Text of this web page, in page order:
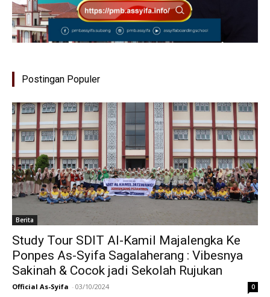
Postingan Populer
Berita
Study Tour SDIT Al-Kamil Majalengka Ke
Ponpes As-Syifa Sagalaherang : Vibesnya
Sakinah & Cocok jadi Sekolah Rujukan
Official As-Syifa - 03/10/2024 0